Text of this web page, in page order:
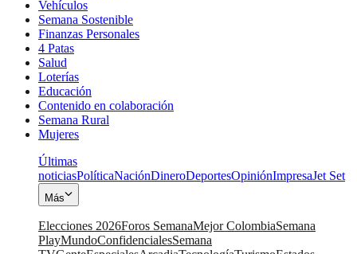
Vehículos
Semana Sostenible
Finanzas Personales
4 Patas
Salud
Loterías
Educación
Contenido en colaboración
Semana Rural
Mujeres
Últimas
noticiasPolíticaNaciónDineroDeportesOpiniónImpresaJet Set
Más
Elecciones 2026Foros SemanaMejor ColombiaSemana
PlayMundoConfidencialesSemana